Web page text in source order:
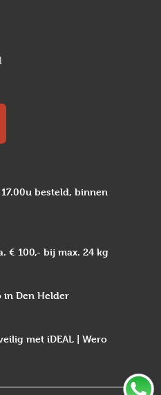
besteld, binnen
€ 100,- bij max. 24 kg
in Den Helder
met iDEAL | Wero